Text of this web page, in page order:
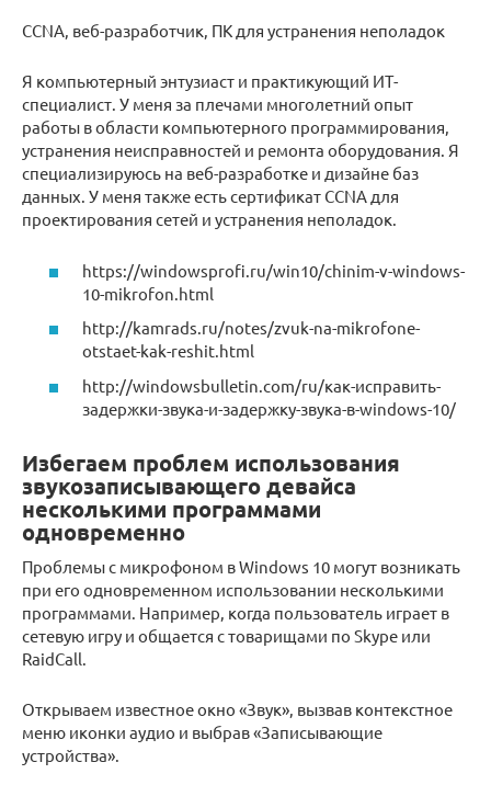
CCNA, веб-разработчик, ПК для устранения неполадок
Я компьютерный энтузиаст и практикующий ИТ-
специалист. У меня за плечами многолетний опыт
работы в области компьютерного программирования,
устранения неисправностей и ремонта оборудования. Я
специализируюсь на веб-разработке и дизайне баз
данных. У меня также есть сертификат CCNA для
проектирования сетей и устранения неполадок.
https://windowsprofi.ru/win10/chinim-v-windows-
10-mikrofon.html
http://kamrads.ru/notes/zvuk-na-mikrofone-
otstaet-kak-reshit.html
http://windowsbulletin.com/ru/как-исправить-
задержки-звука-и-задержку-звука-в-windows-10/
Избегаем проблем использования
звукозаписывающего девайса
несколькими программами
одновременно
Проблемы с микрофоном в Windows 10 могут возникать
при его одновременном использовании несколькими
программами. Например, когда пользователь играет в
сетевую игру и общается с товарищами по Skype или
RaidCall.
Открываем известное окно «Звук», вызвав контекстное
меню иконки аудио и выбрав «Записывающие
устройства».